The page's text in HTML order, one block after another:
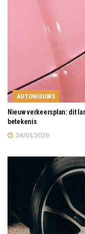
AUTONIEUWS
Nieuw verkeersplan: dit
betekenis
24/01/2026